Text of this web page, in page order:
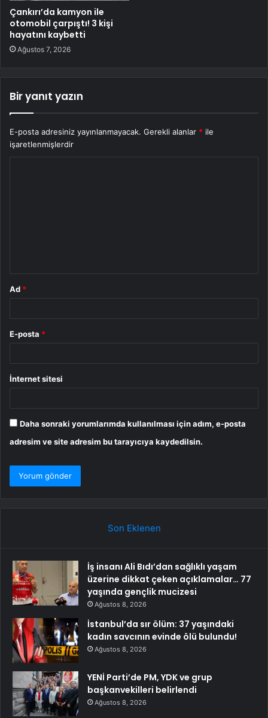
Çankırı’da kamyon ile
otomobil çarpıştı! 3 kişi
hayatını kaybetti
Ağustos 7, 2026
Bir yanıt yazın
E-posta adresiniz yayınlanmayacak. Gerekli alanlar * ile
işaretlenmişlerdir
Ad *
E-posta *
İnternet sitesi
Daha sonraki yorumlarımda kullanılması için adım, e-posta
adresim ve site adresim bu tarayıcıya kaydedilsin.
Son Eklenen
İş insanı Ali Bıdı’dan sağlıklı yaşam
üzerine dikkat çeken açıklamalar… 77
yaşında gençlik mucizesi
Ağustos 8, 2026
İstanbul’da sır ölüm: 37 yaşındaki
kadın savcının evinde ölü bulundu!
Ağustos 8, 2026
YENİ Parti’de PM, YDK ve grup
başkanvekilleri belirlendi
Ağustos 8, 2026